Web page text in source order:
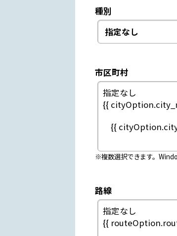
種別
市区町村
※複数選択できます。
路線